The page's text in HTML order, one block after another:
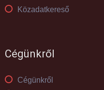
Közadatkereső
Cégünkről
Cégünkről